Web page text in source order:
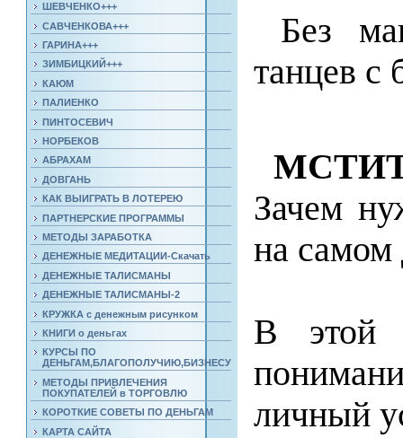
ШЕВЧЕНКО+++
САВЧЕНКОВА+++
ГАРИНА+++
ЗИМБИЦКИЙ+++
КАЮМ
ПАЛИЕНКО
ПИНТОСЕВИЧ
НОРБЕКОВ
АБРАХАМ
ДОВГАНЬ
КАК ВЫИГРАТЬ В ЛОТЕРЕЮ
ПАРТНЕРСКИЕ ПРОГРАММЫ
МЕТОДЫ ЗАРАБОТКА
ДЕНЕЖНЫЕ МЕДИТАЦИИ-Скачать
ДЕНЕЖНЫЕ ТАЛИСМАНЫ
ДЕНЕЖНЫЕ ТАЛИСМАНЫ-2
КРУЖКА с денежным рисунком
КНИГИ о деньгах
КУРСЫ ПО
ДЕНЬГАМ,БЛАГОПОЛУЧИЮ,БИЗНЕСУ
МЕТОДЫ ПРИВЛЕЧЕНИЯ
ПОКУПАТЕЛЕЙ в ТОРГОВЛЮ
КОРОТКИЕ СОВЕТЫ ПО ДЕНЬГАМ
КАРТА САЙТА
Без
танцев с
Зачем
на самом
В этой
личный